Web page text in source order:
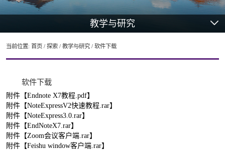
教学与研究
当前位置: 首页/ 探索/ 教学与研究/ 软件下载
软件下载
附件【Endnote X7教程.pdf】
附件【NoteExpressV2快速教程.rar】
附件【NoteExpress3.0.rar】
附件【EndNoteX7.rar】
附件【Zoom会议客户端.rar】
附件【Feishu window客户端.rar】